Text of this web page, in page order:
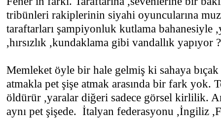
tribünleri rakiplerinin siyahi oyuncularına
taraftarları şampiyonluk kutlama bahanesiyle
,hırsızlık ,kundaklama gibi vandallık yapıyor ?
Memleket öyle bir hale gelmiş ki sahaya
atmakla pet şişe atmak arasında bir fark yok.
öldürür ,yaralar diğeri sadece görsel kirlilik.
aynı pet şişede. İtalyan federasyonu ,İngiliz